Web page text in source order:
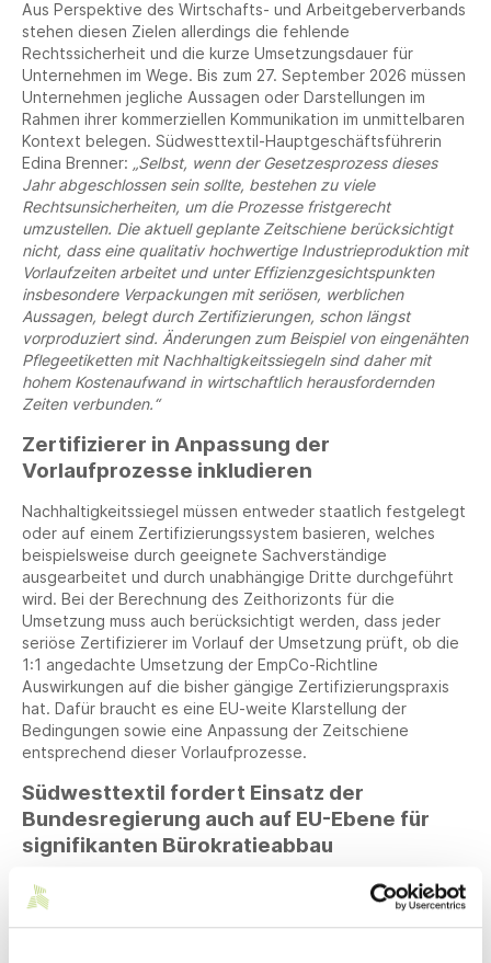
Aus Perspektive des Wirtschafts- und Arbeitgeberverbands
stehen diesen Zielen allerdings die fehlende
Rechtssicherheit und die kurze Umsetzungsdauer für
Unternehmen im Wege. Bis zum 27. September 2026 müssen
Unternehmen jegliche Aussagen oder Darstellungen im
Rahmen ihrer kommerziellen Kommunikation im unmittelbaren
Kontext belegen. Südwesttextil-Hauptgeschäftsführerin
Edina Brenner: „Selbst, wenn der Gesetzesprozess dieses
Jahr abgeschlossen sein sollte, bestehen zu viele
Rechtsunsicherheiten, um die Prozesse fristgerecht
umzustellen. Die aktuell geplante Zeitschiene berücksichtigt
nicht, dass eine qualitativ hochwertige Industrieproduktion mit
Vorlaufzeiten arbeitet und unter Effizienzgesichtspunkten
insbesondere Verpackungen mit seriösen, werblichen
Aussagen, belegt durch Zertifizierungen, schon längst
vorproduziert sind. Änderungen zum Beispiel von eingenähten
Pflegeetiketten mit Nachhaltigkeitssiegeln sind daher mit
hohem Kostenaufwand in wirtschaftlich herausfordernden
Zeiten verbunden.“
Zertifizierer in Anpassung der
Vorlaufprozesse inkludieren
Nachhaltigkeitssiegel müssen entweder staatlich festgelegt
oder auf einem Zertifizierungssystem basieren, welches
beispielsweise durch geeignete Sachverständige
ausgearbeitet und durch unabhängige Dritte durchgeführt
wird. Bei der Berechnung des Zeithorizonts für die
Umsetzung muss auch berücksichtigt werden, dass jeder
seriöse Zertifizierer im Vorlauf der Umsetzung prüft, ob die
1:1 angedachte Umsetzung der EmpCo-Richtline
Auswirkungen auf die bisher gängige Zertifizierungspraxis
hat. Dafür braucht es eine EU-weite Klarstellung der
Bedingungen sowie eine Anpassung der Zeitschiene
entsprechend dieser Vorlaufprozesse.
Südwesttextil fordert Einsatz der
Bundesregierung auch auf EU-Ebene für
signifikanten Bürokratieabbau
Nicht zuletzt widerspricht die Umsetzung des Gesetzes in
dieser Form aus Perspektive von Südwesttextil der Zusage
der Bundesregierung, Unternehmen nicht mit neuer